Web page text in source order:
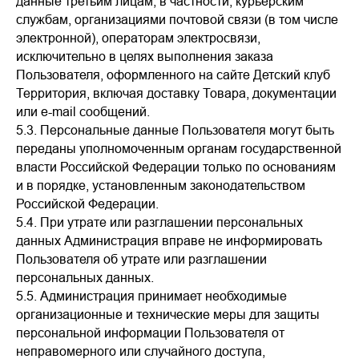
службам, организациями почтовой связи (в том числе
электронной), операторам электросвязи,
исключительно в целях выполнения заказа
Пользователя, оформленного на сайте Детский клуб
Территория, включая доставку Товара, документации
или e-mail сообщений.
5.3. Персональные данные Пользователя могут быть
переданы уполномоченным органам государственной
власти Российской Федерации только по основаниям
и в порядке, установленным законодательством
Российской Федерации.
5.4. При утрате или разглашении персональных
данных Администрация вправе не информировать
Пользователя об утрате или разглашении
персональных данных.
5.5. Администрация принимает необходимые
организационные и технические меры для защиты
персональной информации Пользователя от
неправомерного или случайного доступа,